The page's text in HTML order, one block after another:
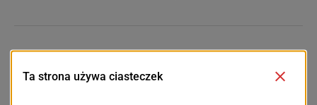
Będzie można wejść do
gigantycznego jelita.